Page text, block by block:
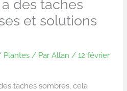
des taches
et solutions
Plantes / ParAllan /12 février
taches sombres, cela